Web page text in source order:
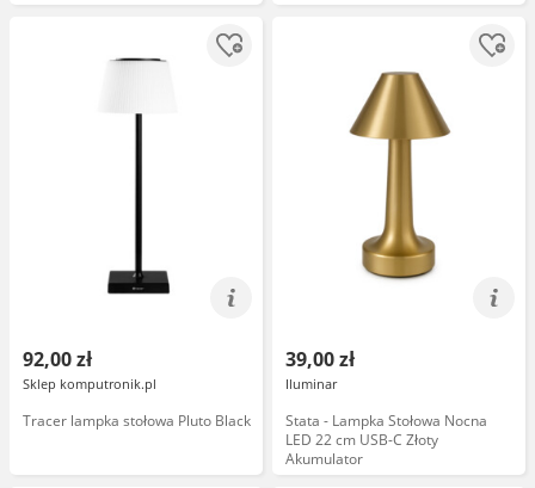
92,00 zł
Sklep komputronik.pl
Tracer lampka stołowa Pluto Black
39,00 zł
Iluminar
Stata - Lampka Stołowa Nocna
LED 22 cm USB-C Złoty
Akumulator